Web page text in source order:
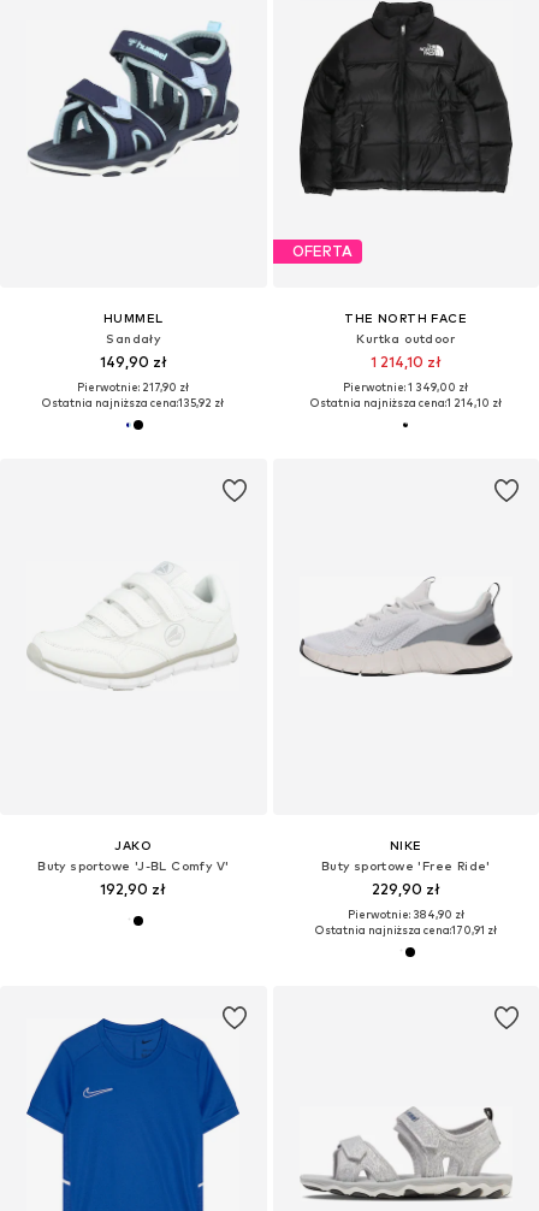
HUMMEL
Sandały
149,90 zł
Pierwotnie: 217,90 zł
Ostatnia najniższa cena:135,92 zł
OFERTA
THE NORTH FACE
Kurtka outdoor
1 214,10 zł
Pierwotnie: 1 349,00 zł
Ostatnia najniższa cena:1 214,10 zł
JAKO
Buty sportowe 'J-BL Comfy V'
192,90 zł
NIKE
Buty sportowe 'Free Ride'
229,90 zł
Pierwotnie: 384,90 zł
Ostatnia najniższa cena:170,91 zł